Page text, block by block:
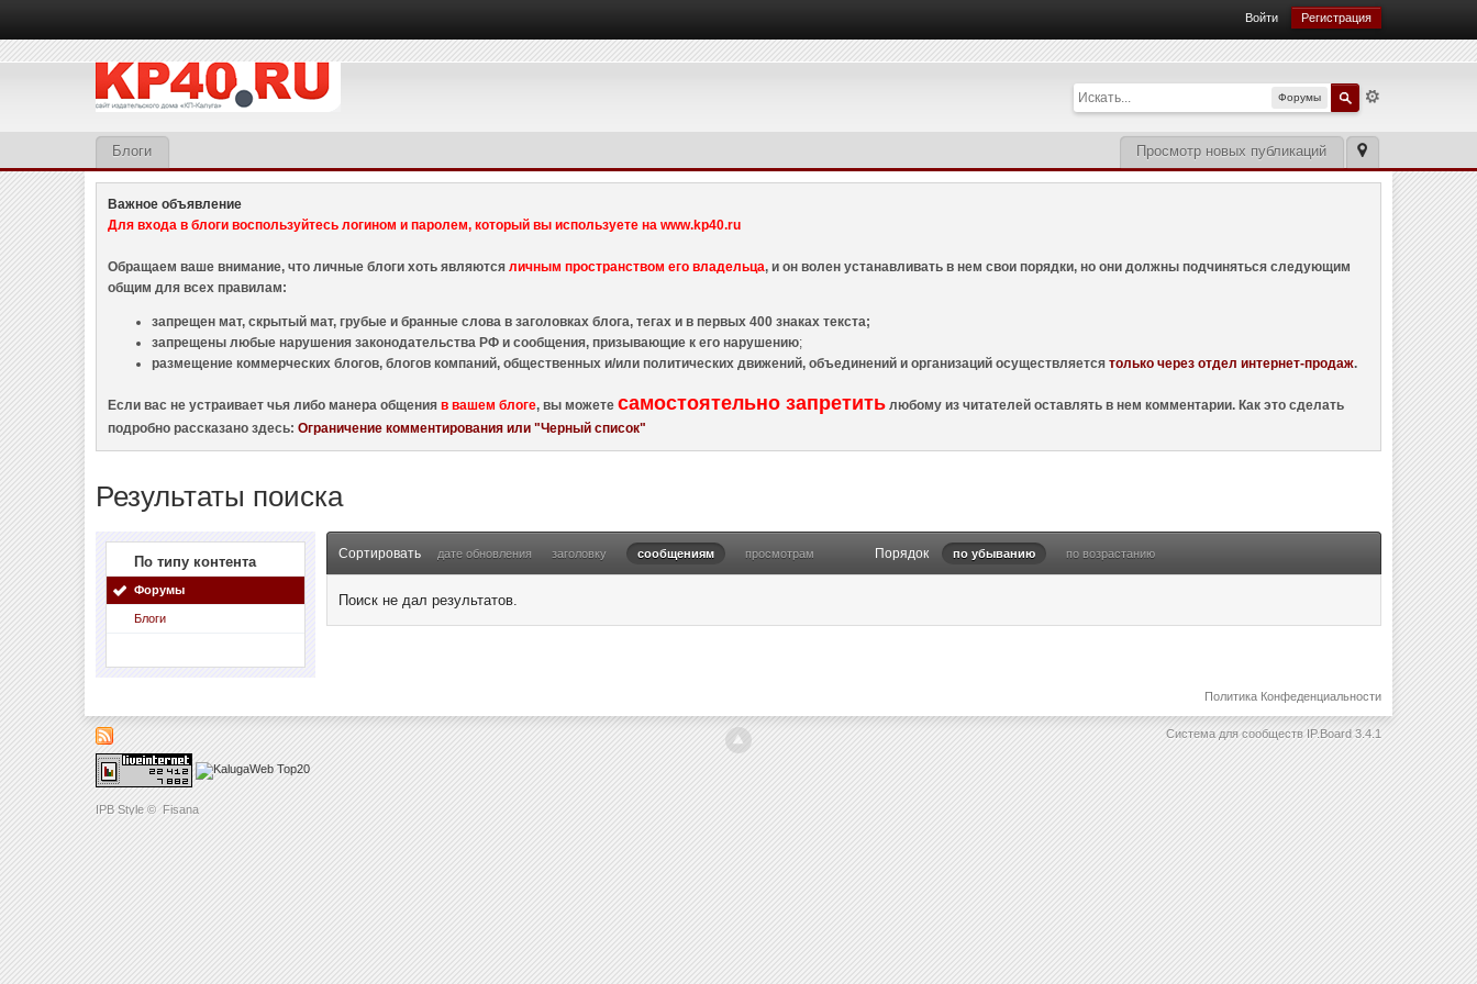
IPB Style © Fisana
Войти Регистрация
Форумы
Просмотр новых публикаций
Блоги
Важное объявление
Для входа в блоги воспользуйтесь логином и паролем, который вы используете на www.kp40.ru
Обращаем ваше внимание, что личные блоги хоть являютсяличным пространством его владельца, и он волен устанавливать в нем свои порядки, но они должны подчиняться следующим
общим для всех правилам:
запрещен мат, скрытый мат, грубые и бранные слова в заголовках блога, тегах и в первых 400 знаках текста;
запрещены любые нарушения законодательства РФ и сообщения, призывающие к его нарушению;
размещение коммерческих блогов, блогов компаний, общественных и/или политических движений, объединений и организаций осуществляетсятолько через отдел интернет-продаж.
Если вас не устраивает чья либо манера общенияв вашем блоге, вы можетесамостоятельно запретить любому из читателей оставлять в нем комментарии. Как это сделать
подробно рассказано здесь:Ограничение комментирования или "Черный список"
Результаты поиска
По типу контента
Форумы
Блоги
Сортировать дате обновления заголовку сообщениям просмотрам Порядок по убыванию по возрастанию
Поиск не дал результатов.
Политика Конфеденциальности
Система для сообществ IP.Board 3.4.1